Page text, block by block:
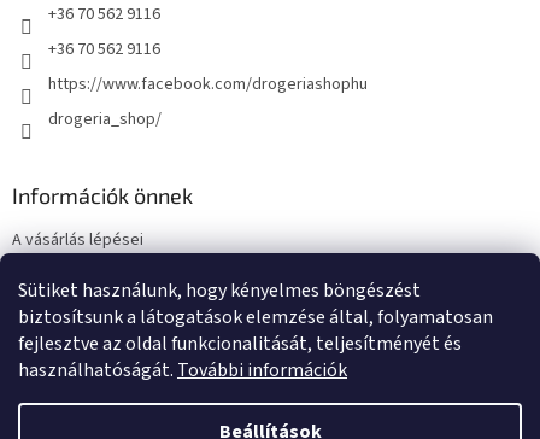
Sütiket használunk, hogy kényelmes böngészést
biztosítsunk a látogatások elemzése által, folyamatosan
fejlesztve az oldal funkcionalitását, teljesítményét és
használhatóságát. További információk
Beállítások
+36 70 562 9116
+36 70 562 9116
https://www.facebook.com/drogeriashophu
drogeria_shop/
Információk önnek
A vásárlás lépései
Adatkezelési tájékoztató
Elérhetőségek